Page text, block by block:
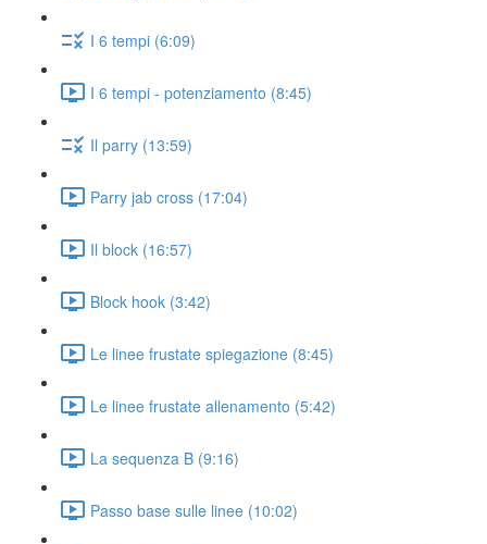
I 6 tempi (6:09)
I 6 tempi - potenziamento (8:45)
Il parry (13:59)
Parry jab cross (17:04)
Il block (16:57)
Block hook (3:42)
Le linee frustate spiegazione (8:45)
Le linee frustate allenamento (5:42)
La sequenza B (9:16)
Passo base sulle linee (10:02)